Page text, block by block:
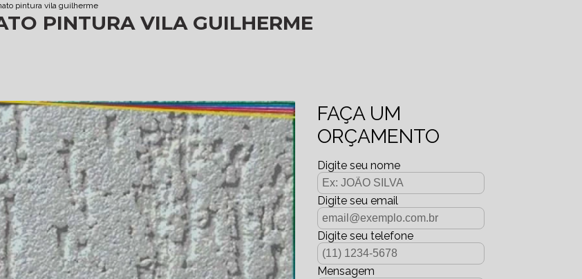
pintura vila guilherme
PINTURA VILA GUILHERME
FAÇA UM
ORÇAMENTO
Digite seu nome
Digite seu email
Digite seu telefone
Mensagem